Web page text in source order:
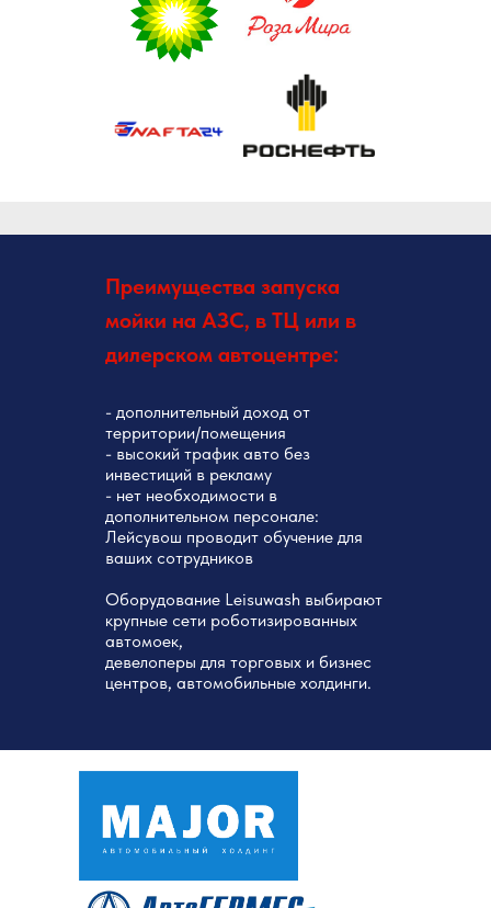
Преимущества запуска
мойки на АЗС, в ТЦ или в
дилерском автоцентре:
- дополнительный доход от
территории/помещения
- высокий трафик авто без
инвестиций в рекламу
- нет необходимости в
дополнительном персонале:
Лейсувош проводит обучение для
ваших сотрудников
Оборудование Leisuwash выбирают
крупные сети роботизированных
автомоек,
девелоперы для торговых и бизнес
центров, автомобильные холдинги.